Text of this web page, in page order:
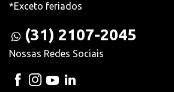
*Exceto feriados
(31) 2107-2045
Nossas Redes Sociais